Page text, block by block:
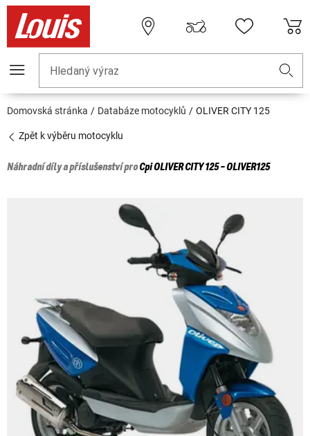
Hledaný výraz
Domovská stránka Databáze motocyklů OLIVER CITY 125
Zpět k výběru motocyklu
Náhradní díly a příslušenství proCpiOLIVER CITY 125 - OLIVER125